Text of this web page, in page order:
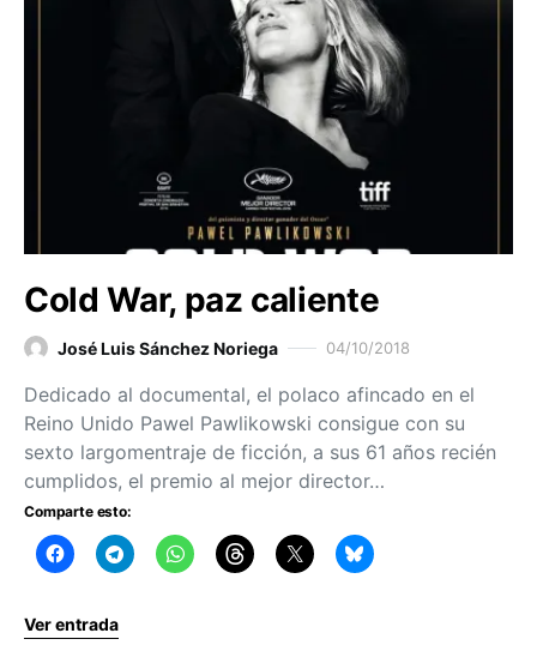
Cold War, paz caliente
José Luis Sánchez Noriega 04/10/2018
Dedicado al documental, el polaco afincado en el
Reino Unido Pawel Pawlikowski consigue con su
sexto largomentraje de ficción, a sus 61 años recién
cumplidos, el premio al mejor director…
Comparte esto:
Ver entrada